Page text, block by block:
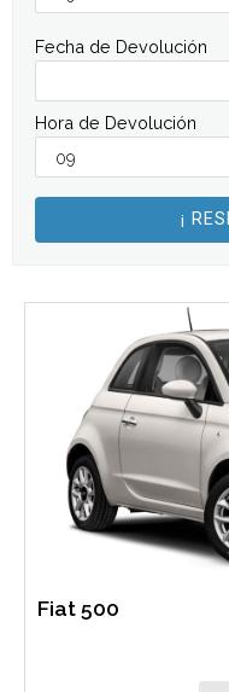
Fecha de Devolución
Hora de Devolución
Fiat 500